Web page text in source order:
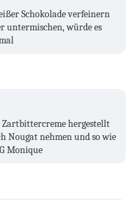
Schokolade verfeinern
untermischen, würde es
hergestellt
Nougat nehmen und so wie
Monique